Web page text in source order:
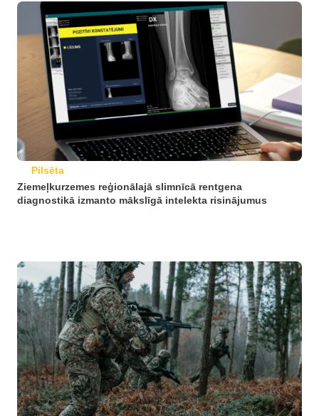
Pilsēta
Ziemeļkurzemes reģionālajā slimnīcā rentgena
diagnostikā izmanto mākslīgā intelekta risinājumus